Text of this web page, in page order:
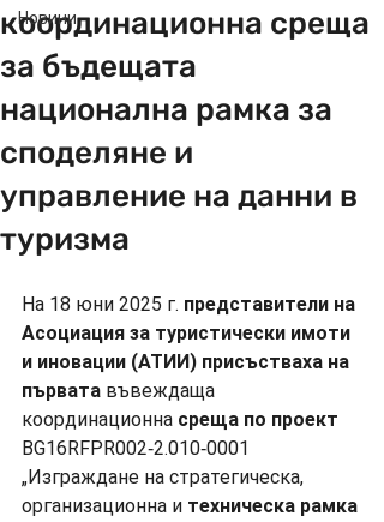
Новини
координационна среща
за бъдещата
национална рамка за
споделяне и
управление на данни в
туризма
На 18 юни 2025 г. представители на
Асоциация за туристически имоти
и иновации (АТИИ) присъстваха на
първата въвеждаща
координационна среща по проект
BG16RFPR002‑2.010‑0001
„Изграждане на стратегическа,
организационна и техническа рамка